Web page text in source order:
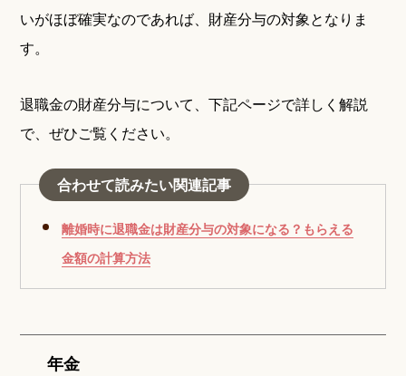
いがほぼ確実なのであれば、財産分与の対象となりま
す。
退職金の財産分与について、下記ページで詳しく解説
で、ぜひご覧ください。
合わせて読みたい関連記事
離婚時に退職金は財産分与の対象になる？もらえる
金額の計算方法
年金